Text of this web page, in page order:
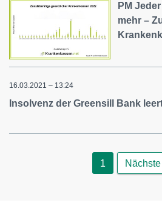
PM
mehr –
16.03.2021 – 13:24
Insolvenz der Greensill Bank
1 Nächste